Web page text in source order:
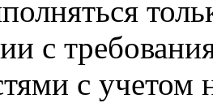
с
с учетом